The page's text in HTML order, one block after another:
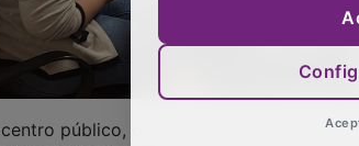
centro público, que reabrió sus puertas
Valle Cejudo
. Se trata de un
los profesores que han formado parte
su reapertura.